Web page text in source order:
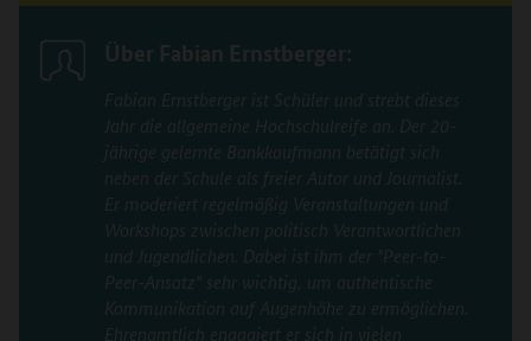
Über Fabian Ernstberger:
Fabian Ernstberger ist Schüler und strebt dieses
Jahr die allgemeine Hochschulreife an. Der 20-
jährige gelernte Bankkaufmann betätigt sich
neben der Schule als freier Autor und Journalist.
Er moderiert regelmäßig Veranstaltungen und
Workshops zwischen politisch Verantwortlichen
und Jugendlichen. Dabei ist ihm der "Peer-to-
Peer-Ansatz" sehr wichtig, um authentische
Kommunikation auf Augenhöhe zu ermöglichen.
Ehrenamtlich engagiert er sich in vielen